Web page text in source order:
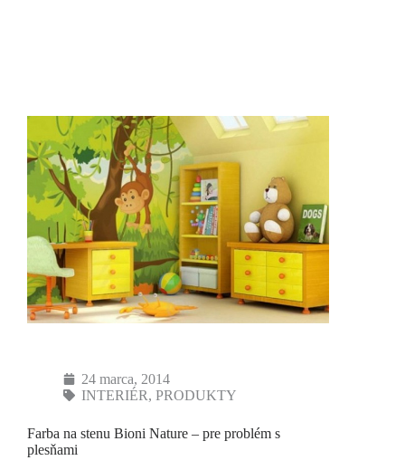
24 marca, 2014
INTERIÉR, PRODUKTY
Farba na stenu Bioni Nature – pre problém s
plesňami